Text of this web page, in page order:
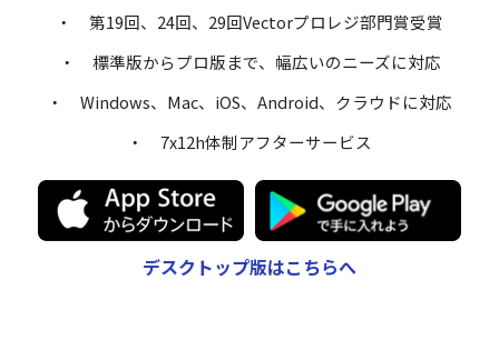
・ 第19回、24回、29回Vectorプロレジ部門賞受賞
・ 標準版からプロ版まで、幅広いのニーズに対応
・ Windows、Mac、iOS、Android、クラウドに対応
・ 7x12h体制アフターサービス
デスクトップ版はこちらへ